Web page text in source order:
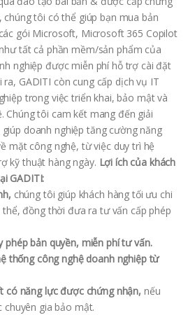
tôi có thể giúp bạn mua bản
gói Microsoft, Microsoft 365 Copilot
tất cả phần mềm/sản phẩm của
nghiệp được miễn phí hỗ trợ cài đặt
GADITI còn cung cấp dịch vụ IT
trong việc triển khai, bảo mật và
Chúng tôi cam kết mang đến giải
doanh nghiệp tăng cường năng
mặt công nghệ, từ việc duy trì hệ
kỹ thuật hàng ngày. Lợi ích của khách
GADITI:
chúng tôi giúp khách hàng tối ưu chi
đồng thời đưa ra tư vấn cấp phép
phép bản quyền, miễn phí tư vấn.
thống công nghệ doanh nghiệp từ
năng lực được chứng nhận, nếu
gia bảo mật.